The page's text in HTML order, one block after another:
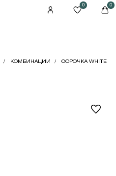
0 0
КОМБИНАЦИИ
СОРОЧКА WHITE